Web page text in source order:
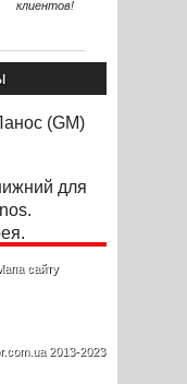
клиентов!
(GM)
для
сайту
2013-2023